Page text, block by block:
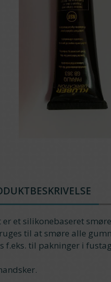
et silikonebaseret
til at smøre alle
f.eks. til pakninger i